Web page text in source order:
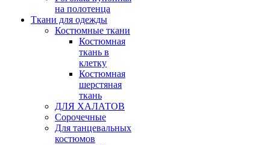
на полотенца
Ткани для одежды
Костюмные ткани
Костюмная
ткань в
клетку
Костюмная
шерстяная
ткань
ДЛЯ ХАЛАТОВ
Сорочечные
Для танцевальных
костюмов